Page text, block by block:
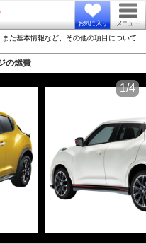
お気に入り メニュー
た基本情報など、その他の項目について
の燃費
1/4